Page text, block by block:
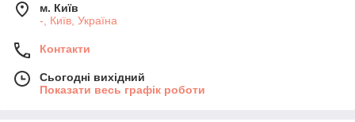
м. Київ
-, Київ, Україна
Контакти
Сьогодні вихідний
Показати весь графік роботи